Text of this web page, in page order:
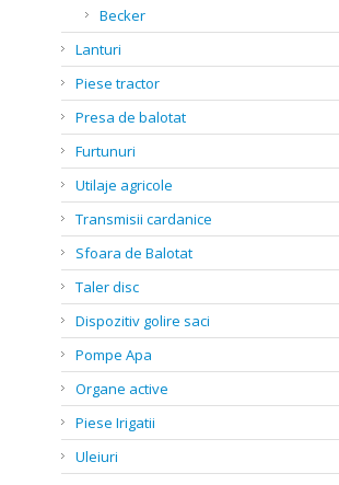
Becker
Lanturi
Piese tractor
Presa de balotat
Furtunuri
Utilaje agricole
Transmisii cardanice
Sfoara de Balotat
Taler disc
Dispozitiv golire saci
Pompe Apa
Organe active
Piese Irigatii
Uleiuri